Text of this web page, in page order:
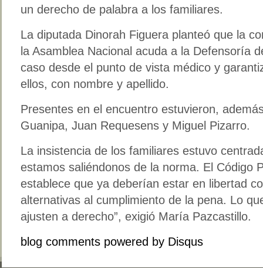
un derecho de palabra a los familiares.
La diputada Dinorah Figuera planteó que la
la Asamblea Nacional acuda a la Defensoría
caso desde el punto de vista médico y
ellos, con nombre y apellido.
Presentes en el encuentro estuvieron,
Guanipa, Juan Requesens y Miguel Pizarro.
La insistencia de los familiares estuvo
estamos saliéndonos de la norma. El Código
establece que ya deberían estar en libertad
alternativas al cumplimiento de la pena. Lo
ajusten a derecho”, exigió María Pazcastillo.
blog comments powered by Disqus